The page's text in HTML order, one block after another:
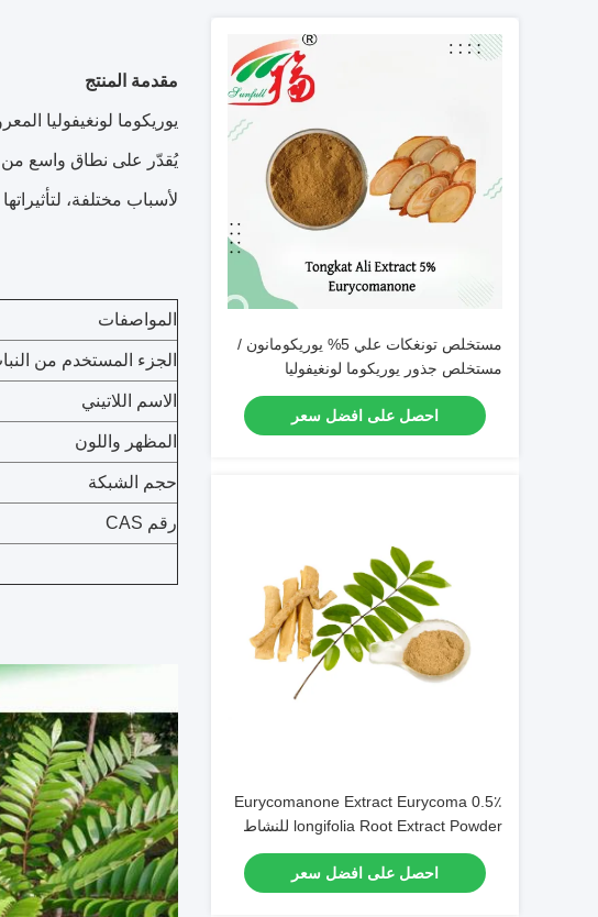
مستخلص تونغكات علي 5% يوريكومانون /
مستخلص جذور يوريکوما لونغيفوليا
احصل على افضل سعر
0.5٪ Eurycomanone Extract Eurycoma
longifolia Root Extract Powder للنشاط
المضاد للحرارة
احصل على افضل سعر
مقدمة المنتج
يوريكوما لونغيفوليا
يُقدّر على نطاق واسع من
لأسباب مختلفة،
المواصفات
الجزء المستخدم من
الاسم اللاتيني
المظهر واللون
حجم الشبكة
رقم CAS